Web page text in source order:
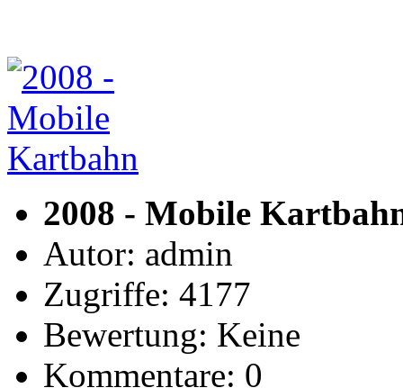
2008 - Mobile
Autor: admin
Zugriffe: 4177
Bewertung: Keine
Kommentare: 0